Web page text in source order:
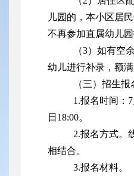
儿园的，本小区居
不再参加直属幼儿园
（3）如有空
幼儿进行补录，额满
（三）招生报
1.报名时间：
日18:00。
2.报名方式。
相结合。
3.报名材料。